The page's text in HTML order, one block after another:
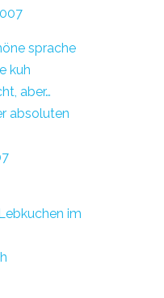
sprache
kuh
aber…
absoluten
im